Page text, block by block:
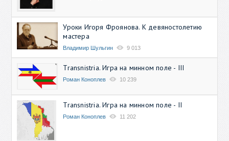
Уроки Игоря Фроянова. К девяностолетию
мастера
Владимир Шульгин 9 013
Transnistria. Игра на минном поле - III
Роман Коноплев 10 239
Transnistria. Игра на минном поле - II
Роман Коноплев 11 202